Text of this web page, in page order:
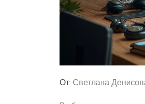
От: Светлана